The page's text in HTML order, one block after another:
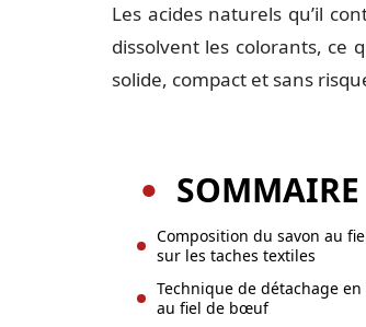
Les acides naturels qu’il
dissolvent les colorants,
solide, compact et sans
SOMMAIRE
Composition du savon au
sur les taches textiles
Technique de détachage en
au fiel de bœuf